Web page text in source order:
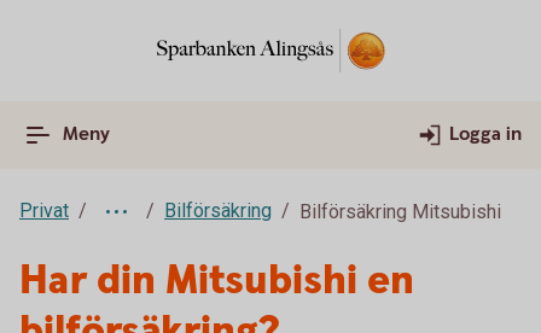
Meny Logga in
Privat Bilförsäkring Bilförsäkring Mitsubishi
Har din Mitsubishi en